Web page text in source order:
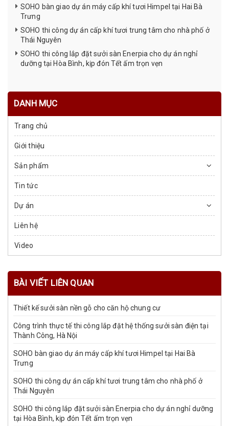
SOHO bàn giao dự án máy cấp khí tươi Himpel tại Hai Bà
Trưng
SOHO thi công dự án cấp khí tươi trung tâm cho nhà phố ở
Thái Nguyên
SOHO thi công lắp đặt sưởi sàn Enerpia cho dự án nghỉ
dưỡng tại Hòa Bình, kịp đón Tết ấm trọn vẹn
DANH MỤC
Trang chủ
Giới thiệu
Sản phẩm
Tin tức
Dự án
Liên hệ
Video
BÀI VIẾT LIÊN QUAN
Thiết kế sưởi sàn nền gỗ cho căn hộ chung cư
Công trình thực tế thi công lắp đặt hệ thống sưởi sàn điện tại
Thành Công, Hà Nội
SOHO bàn giao dự án máy cấp khí tươi Himpel tại Hai Bà
Trưng
SOHO thi công dự án cấp khí tươi trung tâm cho nhà phố ở
Thái Nguyên
SOHO thi công lắp đặt sưởi sàn Enerpia cho dự án nghỉ dưỡng
tại Hòa Bình, kịp đón Tết ấm trọn vẹn